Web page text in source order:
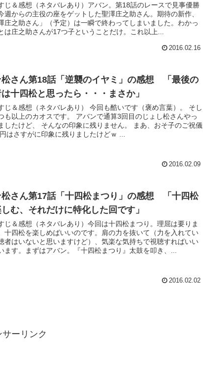
じ＆感想（ネタバレあり）アバン。第18話のレースで見事優勝
週からの主役の座をゲットした聖澤庄之助さん。期待の新作、
庄之助さん」（予定）は一瞬で終わってしまいました。わかっ
は庄之助さんが17つ子ということだけ。これ以上...
2016.02.16
松さん第18話「逆襲のイヤミ」の感想 「最後の
十四松と思ったら・・・まさか」
じ＆感想（ネタバレあり） 今回も酷いです（褒め言葉）。 そし
も以上のカオスです。 アバンで通算3回目のじょし松さんやっ
したけど、 そんなの印象に残りません。 まあ、おそ子のご祝儀
はさすがに印象に残りましたけどｗ ...
2016.02.09
松さん第17話「十四松まつり」の感想 「十四松
む、それだけに特化した回です」
じ＆感想（ネタバレあり）今回は十四松まつり。理屈は要りま
十四松を楽しめばいいのです。肩の力を抜いて（力を入れてい
者はいないと思いますけど）、気楽な気持ちで視聴すればいい
ます。まずはアバン。『十四松まつり』太鼓を叩き、...
2016.02.02
サーリンク